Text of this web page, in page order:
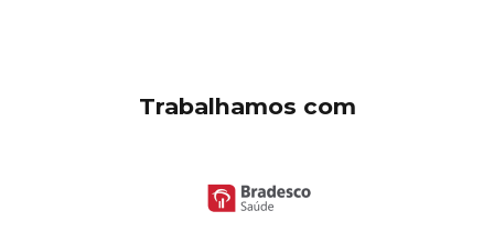
Trabalhamos com